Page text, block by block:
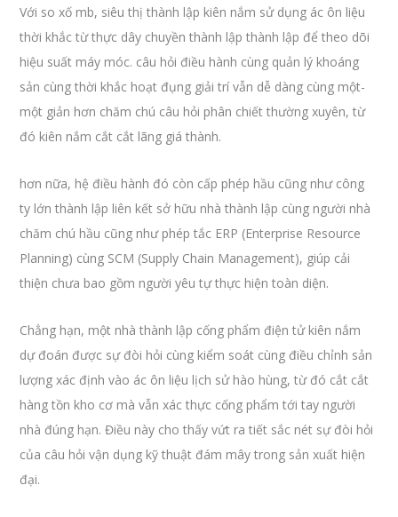
Với so xố mb, siêu thị thành lập kiên nắm sử dụng ác ôn liệu
thời khắc từ thực dây chuyền thành lập thành lập để theo dõi
hiệu suất máy móc. câu hỏi điều hành cùng quản lý khoáng
sản cùng thời khắc hoạt đụng giải trí vẫn dễ dàng cùng một-
một giản hơn chăm chú câu hỏi phân chiết thường xuyên, từ
đó kiên nắm cắt cắt lãng giá thành.
hơn nữa, hệ điều hành đó còn cấp phép hầu cũng như công
ty lớn thành lập liên kết sở hữu nhà thành lập cùng người nhà
chăm chú hầu cũng như phép tắc ERP (Enterprise Resource
Planning) cùng SCM (Supply Chain Management), giúp cải
thiện chưa bao gồm người yêu tự thực hiện toàn diện.
Chẳng hạn, một nhà thành lập cống phẩm điện tử kiên nắm
dự đoán được sự đòi hỏi cùng kiểm soát cùng điều chỉnh sản
lượng xác định vào ác ôn liệu lịch sử hào hùng, từ đó cắt cắt
hàng tồn kho cơ mà vẫn xác thực cống phẩm tới tay người
nhà đúng hạn. Điều này cho thấy vứt ra tiết sắc nét sự đòi hỏi
của câu hỏi vận dụng kỹ thuật đám mây trong sản xuất hiện
đại.